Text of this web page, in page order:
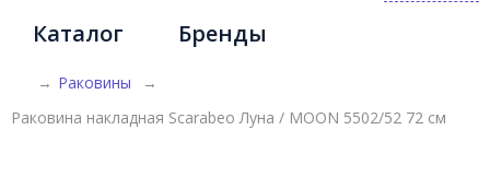
Каталог Бренды
→ Раковины
→
Раковина накладная Scarabeo Луна / MOON 5502/52 72 см